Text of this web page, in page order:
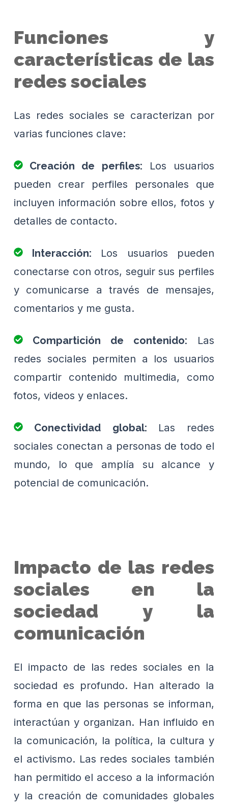
Funciones y
características de las
redes sociales
Las redes sociales se caracterizan por
varias funciones clave:
Creación de perfiles: Los usuarios
pueden crear perfiles personales que
incluyen información sobre ellos, fotos y
detalles de contacto.
Interacción: Los usuarios pueden
conectarse con otros, seguir sus perfiles
y comunicarse a través de mensajes,
comentarios y me gusta.
Compartición de contenido: Las
redes sociales permiten a los usuarios
compartir contenido multimedia, como
fotos, videos y enlaces.
Conectividad global: Las redes
sociales conectan a personas de todo el
mundo, lo que amplía su alcance y
potencial de comunicación.
Impacto de las redes
sociales en la
sociedad y la
comunicación
El impacto de las redes sociales en la
sociedad es profundo. Han alterado la
forma en que las personas se informan,
interactúan y organizan. Han influido en
la comunicación, la política, la cultura y
el activismo. Las redes sociales también
han permitido el acceso a la información
y la creación de comunidades globales